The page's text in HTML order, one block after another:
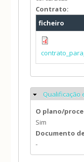
Contrato:
ficheiro
Ocultar
Qualificação
O plano/
Sim
Documento
-